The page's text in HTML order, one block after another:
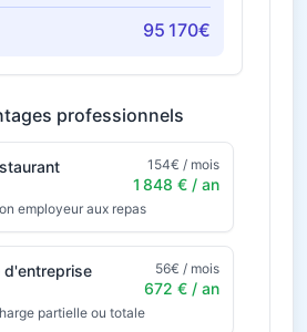
95 170€
professionnels
154€ / mois
1 848 € / an
employeur aux repas
d'entreprise 56€ / mois
672 € / an
partielle ou totale